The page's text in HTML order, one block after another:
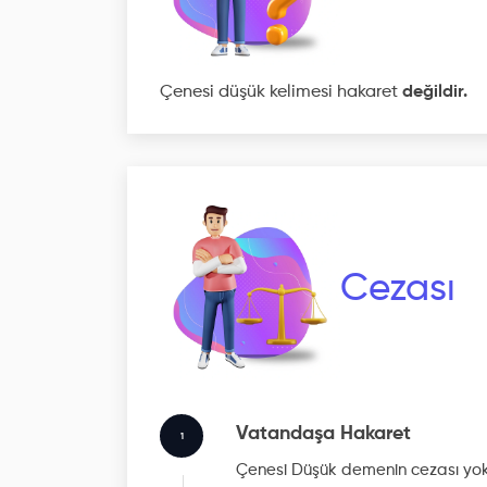
Çenesi düşük kelimesi hakaret değildir.
Cezası
1 Vatandaşa Hakaret
Çenesi Düşük demenin cezası